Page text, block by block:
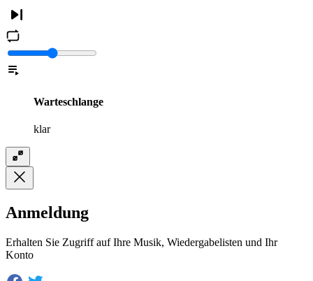
Warteschlange
klar
Anmeldung
Erhalten Sie Zugriff auf Ihre Musik, Wiedergabelisten und Ihr
Konto